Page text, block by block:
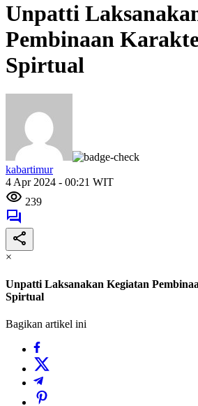
Unpatti
Pembinaan
Spirtual
kabartimur
4 Apr 2024 - 00:21 WIT
239
×
Unpatti Laksanakan Kegiatan
Spirtual
Bagikan artikel ini